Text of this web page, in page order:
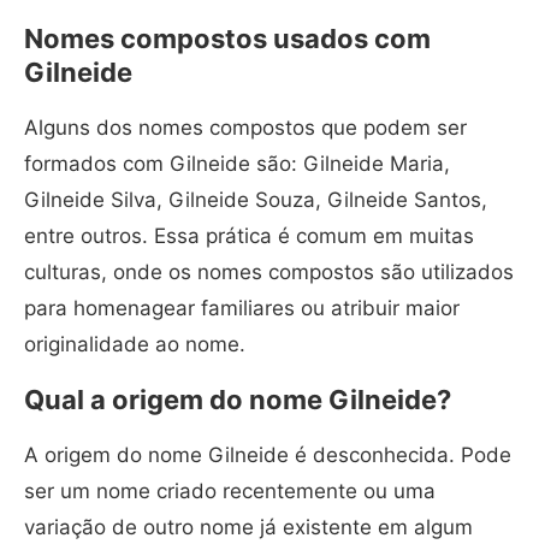
Nomes compostos usados com
Gilneide
Alguns dos nomes compostos que podem ser
formados com Gilneide são: Gilneide Maria,
Gilneide Silva, Gilneide Souza, Gilneide Santos,
entre outros. Essa prática é comum em muitas
culturas, onde os nomes compostos são utilizados
para homenagear familiares ou atribuir maior
originalidade ao nome.
Qual a origem do nome Gilneide?
A origem do nome Gilneide é desconhecida. Pode
ser um nome criado recentemente ou uma
variação de outro nome já existente em algum